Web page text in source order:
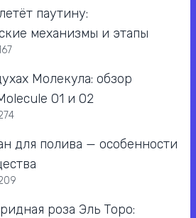
паутину:
механизмы и этапы
Молекула: обзор
01 и 02
для полива — особенности
роза Эль Торо: